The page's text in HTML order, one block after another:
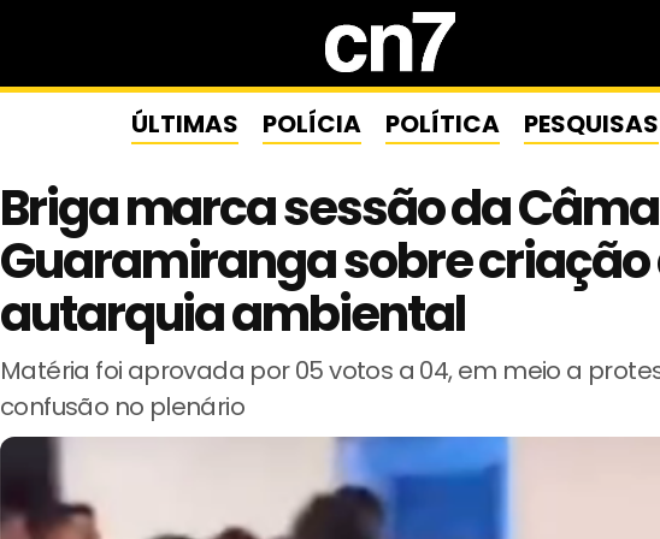
ÚLTIMAS POLÍCIA POLÍTICA PESQUISAS
Briga marca sessão da
Guaramiranga sobre criação
autarquia ambiental
Matéria foi aprovada por 05 votos a 04, em meio a
confusão no plenário